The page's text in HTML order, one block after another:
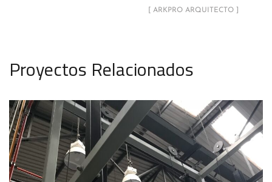
[ ARKPRO ARQUITECTO ]
Proyectos Relacionados